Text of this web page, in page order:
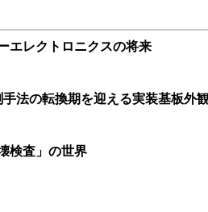
エレクトロニクスの将来
手法の転換期を迎える実装基板外
検査」の世界